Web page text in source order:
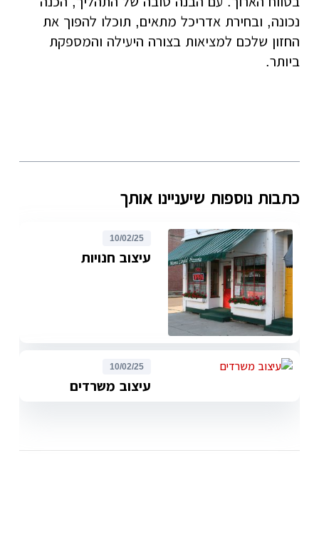
נכונה, ובחירת אדריכל מתאים, תוכלו להפוך את
החזון שלכם למציאות בצורה היעילה והמספקת
ביותר.
כתבות נוספות שיעניינו אותך
10/02/25
עיצוב חנויות
10/02/25
עיצוב משרדים